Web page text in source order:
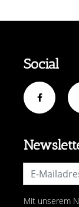
Mit unserem
Social